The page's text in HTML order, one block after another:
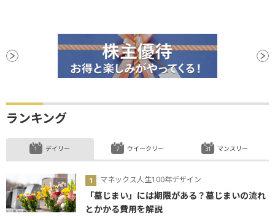
ランキング
デイリー
マネックス人生100年デザイン
「墓じまい」には期限がある？墓じまいの流れ
とかかる費用を解説
ウイークリー マンスリー